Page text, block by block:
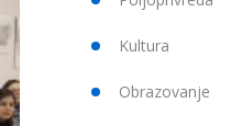
Kultura
Obrazovanje